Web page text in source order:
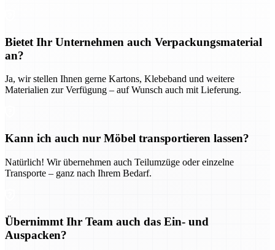
Bietet Ihr Unternehmen auch Verpackungsmaterial
an?
Ja, wir stellen Ihnen gerne Kartons, Klebeband und weitere
Materialien zur Verfügung – auf Wunsch auch mit Lieferung.
Kann ich auch nur Möbel transportieren lassen?
Natürlich! Wir übernehmen auch Teilumzüge oder einzelne
Transporte – ganz nach Ihrem Bedarf.
Übernimmt Ihr Team auch das Ein- und
Auspacken?